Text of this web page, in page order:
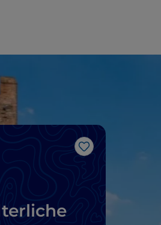
Like